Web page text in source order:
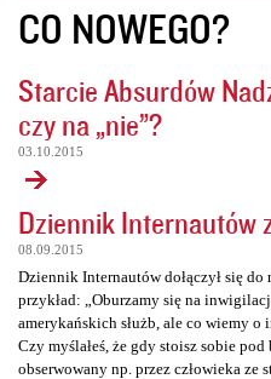
CO NOWEGO?
Starcie Absurdów
czy na „nie”?
03.10.2015
Dziennik Internautów
08.09.2015
Dziennik Internautów dołączył się do
przykład: „Oburzamy się na
amerykańskich służb, ale co wiemy
Czy myślałeś, że gdy stoisz sobie
obserwowany np. przez człowieka